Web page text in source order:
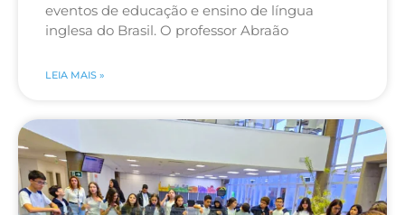
eventos de educação e ensino de língua
inglesa do Brasil. O professor Abraão
LEIA MAIS »